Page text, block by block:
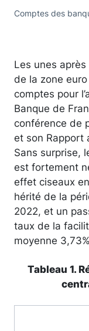
Comptes des
Les unes
de la zone
comptes pour
Banque de
conférence de
et son Rapport
Sans surprise,
est fortement
effet ciseaux
hérité de la
2022, et un
taux de la
moyenne
Tableau 1.